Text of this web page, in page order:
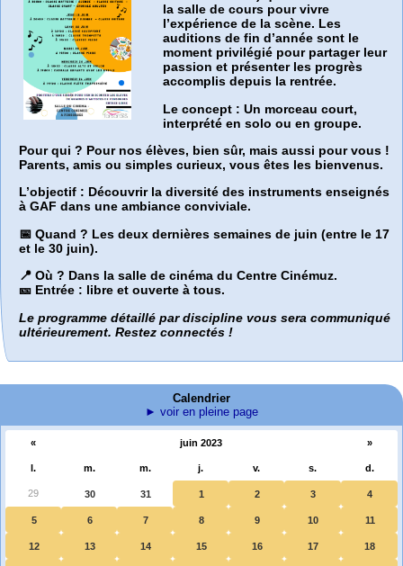
la salle de cours pour vivre
l’expérience de la scène. Les
auditions de fin d’année sont le
moment privilégié pour partager leur
passion et présenter les progrès
accomplis depuis la rentrée.
Le concept : Un morceau court,
interprété en solo ou en groupe.
Pour qui ? Pour nos élèves, bien sûr, mais aussi pour vous !
Parents, amis ou simples curieux, vous êtes les bienvenus.
L’objectif : Découvrir la diversité des instruments enseignés
à GAF dans une ambiance conviviale.
📅 Quand ? Les deux dernières semaines de juin (entre le 17
et le 30 juin).
📍 Où ? Dans la salle de cinéma du Centre Cinémuz.
🎫 Entrée : libre et ouverte à tous.
Le programme détaillé par discipline vous sera communiqué
ultérieurement. Restez connectés !
Calendrier
► voir en pleine page
« juin 2023 »
l. m. m. j. v. s. d.
29 30 31 1 2 3 4
5 6 7 8 9 10 11
12 13 14 15 16 17 18